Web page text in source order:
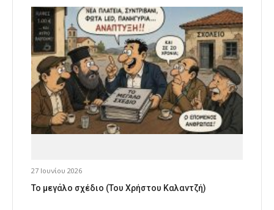
27 Ιουνίου 2026
Το μεγάλο σχέδιο (Του Χρήστου Καλαντζή)